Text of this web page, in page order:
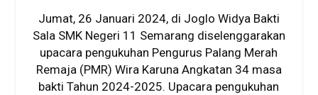
Jumat, 26 Januari 2024, di Joglo Widya Bakti
Sala SMK Negeri 11 Semarang diselenggarakan
upacara pengukuhan Pengurus Palang Merah
Remaja (PMR) Wira Karuna Angkatan 34 masa
bakti Tahun 2024-2025. Upacara pengukuhan